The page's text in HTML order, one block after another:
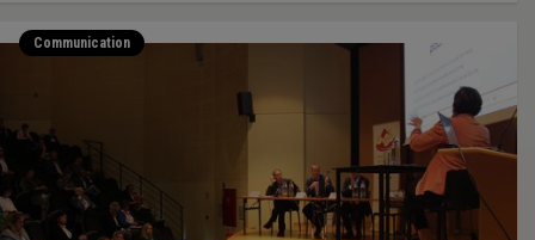
Communication